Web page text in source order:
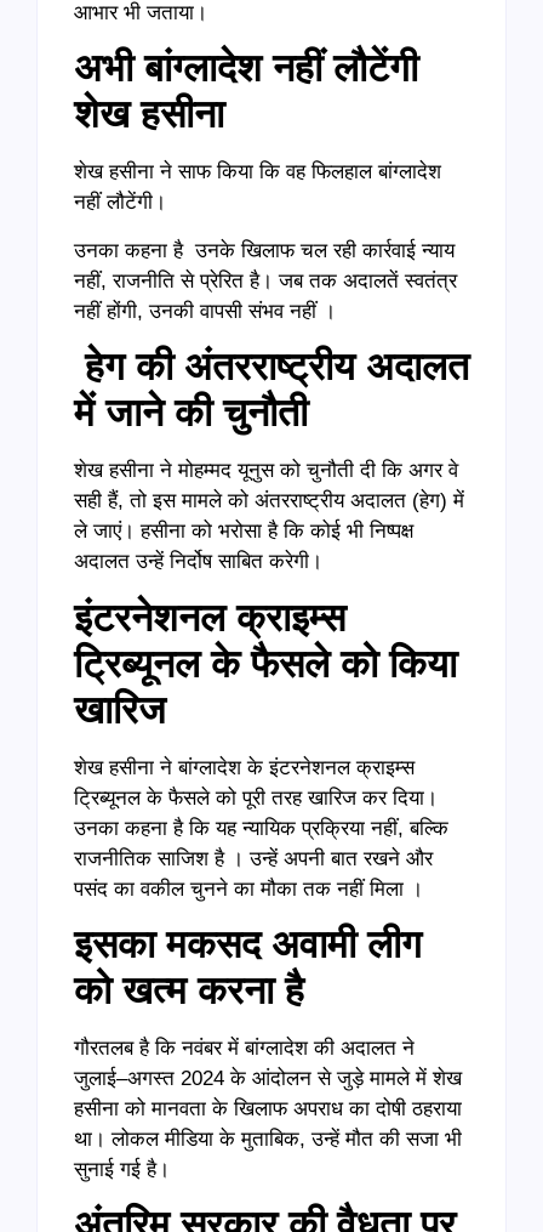
आभार भी जताया।
अभी बांग्लादेश नहीं लौटेंगी
शेख हसीना
शेख हसीना ने साफ किया कि वह फिलहाल बांग्लादेश
नहीं लौटेंगी।
उनका कहना है उनके खिलाफ चल रही कार्रवाई न्याय
नहीं, राजनीति से प्रेरित है। जब तक अदालतें स्वतंत्र
नहीं होंगी, उनकी वापसी संभव नहीं ।
हेग की अंतरराष्ट्रीय अदालत
में जाने की चुनौती
शेख हसीना ने मोहम्मद यूनुस को चुनौती दी कि अगर वे
सही हैं, तो इस मामले को अंतरराष्ट्रीय अदालत (हेग) में
ले जाएं। हसीना को भरोसा है कि कोई भी निष्पक्ष
अदालत उन्हें निर्दोष साबित करेगी।
इंटरनेशनल क्राइम्स
ट्रिब्यूनल के फैसले को किया
खारिज
शेख हसीना ने बांग्लादेश के इंटरनेशनल क्राइम्स
ट्रिब्यूनल के फैसले को पूरी तरह खारिज कर दिया।
उनका कहना है कि यह न्यायिक प्रक्रिया नहीं, बल्कि
राजनीतिक साजिश है । उन्हें अपनी बात रखने और
पसंद का वकील चुनने का मौका तक नहीं मिला ।
इसका मकसद अवामी लीग
को खत्म करना है
गौरतलब है कि नवंबर में बांग्लादेश की अदालत ने
जुलाई–अगस्त 2024 के आंदोलन से जुड़े मामले में शेख
हसीना को मानवता के खिलाफ अपराध का दोषी ठहराया
था। लोकल मीडिया के मुताबिक, उन्हें मौत की सजा भी
सुनाई गई है।